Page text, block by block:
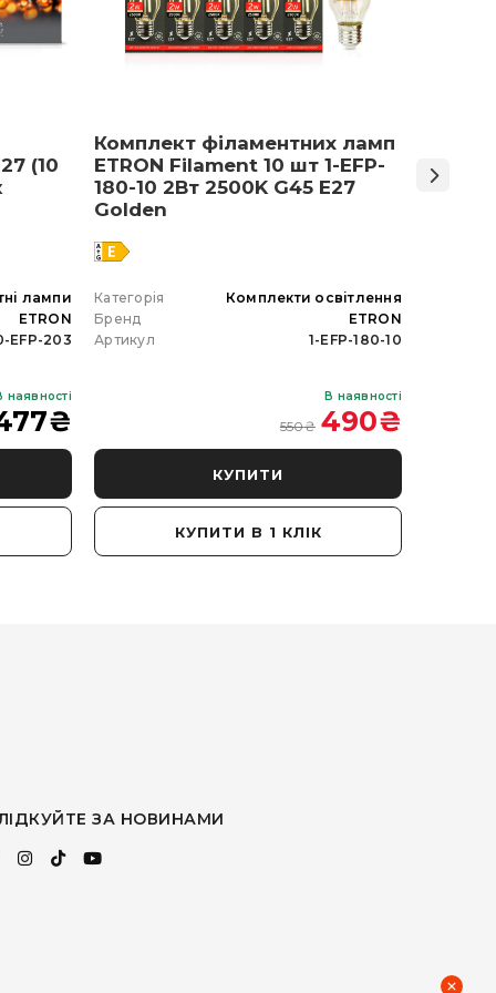
(10
лампи
ETRON
EFP-203
наявності
₴
Комплект філаментних ламп
ETRON Filament 10 шт 1-EFP-
180-10 2Вт 2500K G45 E27
Golden
Категорія
Комплекти освітлення
Бренд
ETRON
Артикул
1-EFP-180-10
В наявності
550₴ 490₴
КУПИТИ
КУПИТИ В 1 КЛІК
48 Вт
ЗА НОВИНАМИ